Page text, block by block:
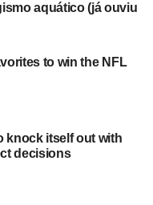
aquático (já ouviu
to win the NFL
knock itself out with
decisions